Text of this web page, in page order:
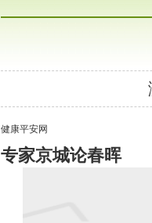
健康平安网
专家京城论春晖